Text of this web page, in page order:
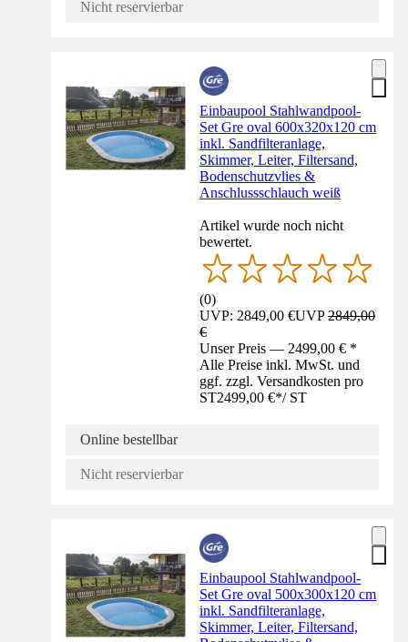
Nicht reservierbar
Einbaupool Stahlwandpool-
Set Gre oval 600x320x120 cm
inkl. Sandfilteranlage,
Skimmer, Leiter, Filtersand,
Bodenschutzvlies &
Anschlussschlauch weiß
Artikel wurde noch nicht
bewertet.
(0)
UVP: 2849,00 €UVP2849,00
€
Unser Preis — 2499,00 € *
Alle Preise inkl. MwSt. und
ggf. zzgl. Versandkosten pro
ST2499,00 €*/ ST
Online bestellbar
Nicht reservierbar
Einbaupool Stahlwandpool-
Set Gre oval 500x300x120 cm
inkl. Sandfilteranlage,
Skimmer, Leiter, Filtersand,